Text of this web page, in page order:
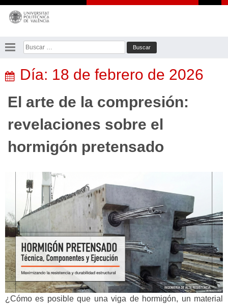
Saltar
contenido
Buscar:
Día: 18 de febrero de 2026
El arte de la compresión:
revelaciones sobre el
hormigón pretensado
¿Cómo es posible que una viga de hormigón, un material